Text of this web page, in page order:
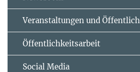
Veranstaltungen und
Öffentlichkeitsarbeit
Social Media